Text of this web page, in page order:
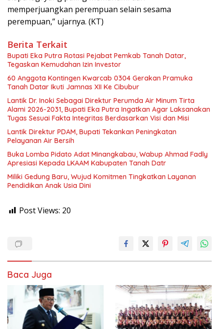
memperjuangkan perempuan selain sesama
perempuan,” ujarnya. (KT)
Berita Terkait
Bupati Eka Putra Rotasi Pejabat Pemkab Tanah Datar,
Tegaskan Kemudahan Izin Investor
60 Anggota Kontingen Kwarcab 0304 Gerakan Pramuka
Tanah Datar Ikuti Jamnas XII Ke Cibubur
Lantik Dr. Inoki Sebagai Direktur Perumda Air Minum Tirta
Alami 2026-2031, Bupati Eka Putra Ingatkan Agar Laksanakan
Tugas Sesuai Fakta Integritas Berdasarkan Visi dan Misi
Lantik Direktur PDAM, Bupati Tekankan Peningkatan
Pelayanan Air Bersih
Buka Lomba Pidato Adat Minangkabau, Wabup Ahmad Fadly
Apresiasi Kepada LKAAM Kabupaten Tanah Datr
Miliki Gedung Baru, Wujud Komitmen Tingkatkan Layanan
Pendidikan Anak Usia Dini
Post Views: 20
Baca Juga